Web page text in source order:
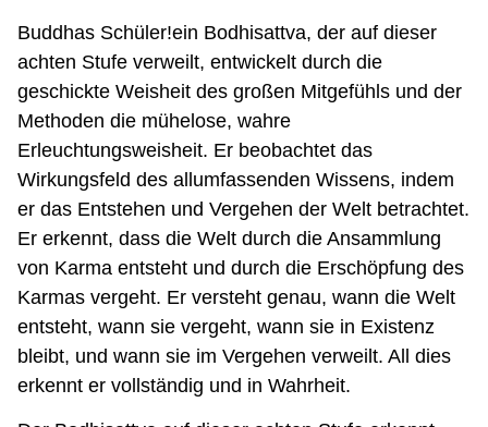
Buddhas Schüler!ein Bodhisattva, der auf dieser
achten Stufe verweilt, entwickelt durch die
geschickte Weisheit des großen Mitgefühls und der
Methoden die mühelose, wahre
Erleuchtungsweisheit. Er beobachtet das
Wirkungsfeld des allumfassenden Wissens, indem
er das Entstehen und Vergehen der Welt betrachtet.
Er erkennt, dass die Welt durch die Ansammlung
von Karma entsteht und durch die Erschöpfung des
Karmas vergeht. Er versteht genau, wann die Welt
entsteht, wann sie vergeht, wann sie in Existenz
bleibt, und wann sie im Vergehen verweilt. All dies
erkennt er vollständig und in Wahrheit.